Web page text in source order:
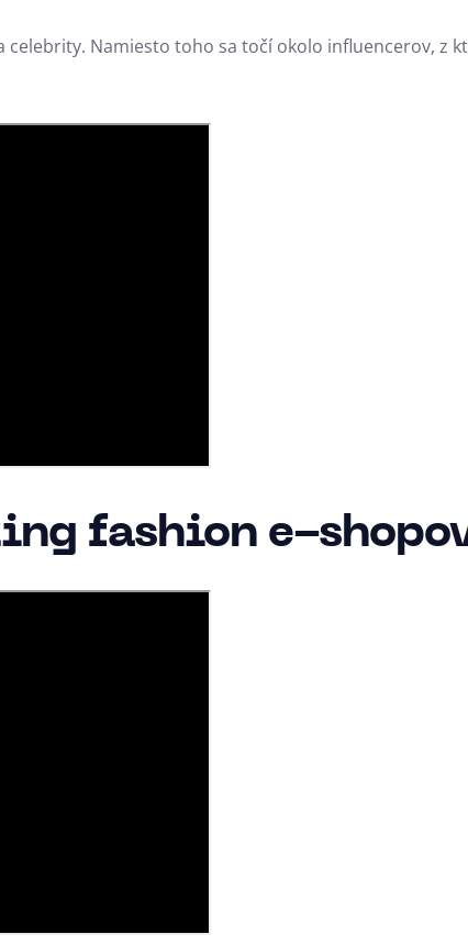
Namiesto toho sa točí okolo influencerov, z
fashion e-